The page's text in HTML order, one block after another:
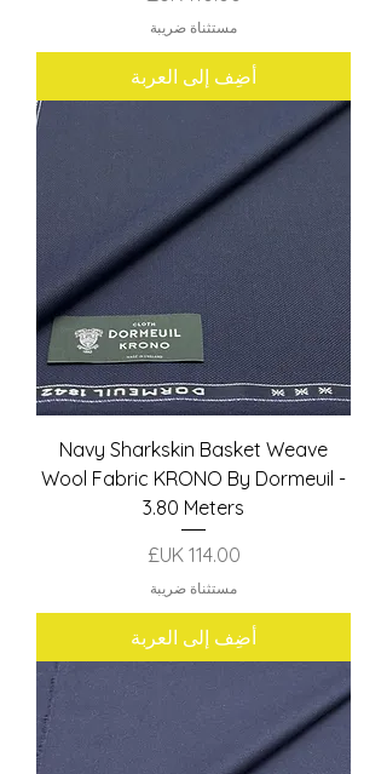
مستثناة ضريبة
أضِف إلى العربة
Navy Sharkskin Basket Weave
Wool Fabric KRONO By Dormeuil -
3.80 Meters
السعر
مستثناة ضريبة
أضِف إلى العربة